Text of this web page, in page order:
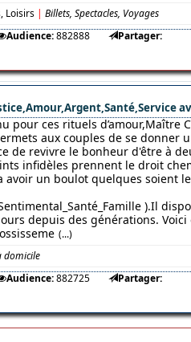
Loisirs | Billets, Spectacles, Voyages
Audience:882888 Partager:
pour ces rituels d’amour,Maître
aux couples de se donner
de revivre le bonheur d'être à
infidèles prennent le droit
avoir un boulot quelques soient
).Il
depuis des générations. Voici
(...)
domicile
Audience:882725 Partager: